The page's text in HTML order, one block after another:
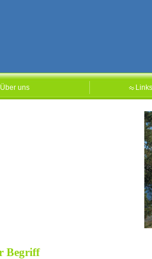
Über uns Links
Begriff